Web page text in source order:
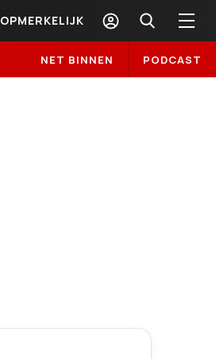
OPMERKELIJK
NET BINNEN PODCAST